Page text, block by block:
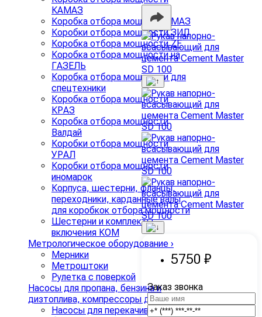
КАМАЗ
Коробка отбора мощности МАЗ
Коробки отбора мощности ЗИЛ
Коробка отбора мощности ZF
Коробка отбора мощности на
ГАЗЕЛЬ
Коробка отбора мощности для
спецтехники
Коробка отбора мощности
КРАЗ
Коробка отбора мощности
Валдай
Коробки отбора мощности
УРАЛ
Коробки отбора мощности
иномарок
Корпуса, шестерни, фланцы,
переходники, карданные валы
для коробкок отбора мощности
Шестерни и комплекты
включения КОМ
Метрологическое оборудование ›
Мерники
Метроштоки
Рулетка с поверкой
Насосы для пропана, бензина и
дизтоплива, компрессоры для СУГ›
Насосы для перекачивания
5750 ₽
Заказ звонка